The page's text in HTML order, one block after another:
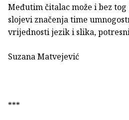
Međutim čitalac može i bez
slojevi značenja time
vrijednosti jezik i slika,
Suzana Matvejević
***